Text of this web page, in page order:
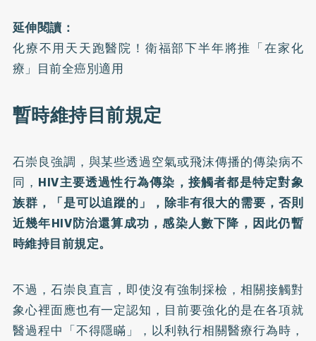
延伸閱讀：
化療不用天天跑醫院！衛福部下半年將推「在家化
療」目前全癌別適用
暫時維持目前規定
石崇良強調，與某些透過空氣或飛沫傳播的傳染病不
同， HIV主要透過性行為傳染，接觸者都是特定對象
族群，「是可以追蹤的」，除非有很大的需要，否則
近幾年HIV防治還算成功，感染人數下降，因此仍暫
時維持目前規定。
不過，石崇良直言，即使沒有強制採檢，相關接觸對
象心裡面應也有一定認知，目前要強化的是在各項就
醫過程中「不得隱瞞」，以利執行相關醫療行為時，